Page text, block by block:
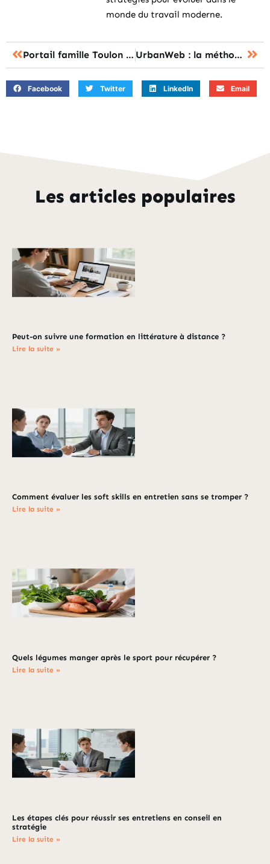
monde du travail moderne.
Portail famille Toulon : l’accès au compte, comment s’inscrire rapidement ? UrbanWeb : la méthode pour se connecter et réinitialiser le mot de passe
Facebook Twitter LinkedIn Email
Les articles populaires
Peut-on suivre une formation en littérature à distance ?
Lire la suite »
Comment évaluer les soft skills en entretien sans se tromper ?
Lire la suite »
Quels légumes manger après le sport pour récupérer ?
Lire la suite »
Les étapes clés pour réussir ses entretiens en conseil en
stratégie
Lire la suite »